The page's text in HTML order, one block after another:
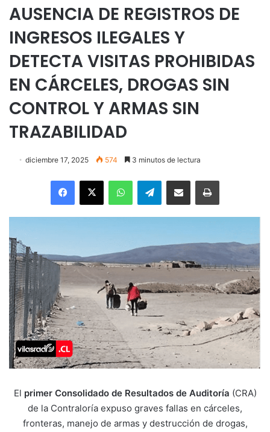
AUSENCIA DE REGISTROS DE
INGRESOS ILEGALES Y
DETECTA VISITAS PROHIBIDAS
EN CÁRCELES, DROGAS SIN
CONTROL Y ARMAS SIN
TRAZABILIDAD
diciembre 17, 2025 574 3 minutos de lectura
Facebook
X WhatsAppTelegramEnviar vía email Imprimir
El primer Consolidado de Resultados de Auditoría (CRA)
de la Contraloría expuso graves fallas en cárceles,
fronteras, manejo de armas y destrucción de drogas,